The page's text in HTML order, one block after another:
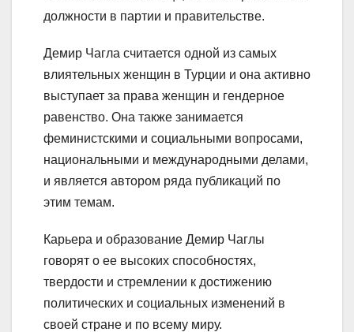
должности в партии и правительстве.
Демир Чагла считается одной из самых
влиятельных женщин в Турции и она активно
выступает за права женщин и гендерное
равенство. Она также занимается
феминистскими и социальными вопросами,
национальными и международными делами,
и является автором ряда публикаций по
этим темам.
Карьера и образование Демир Чаглы
говорят о ее высоких способностях,
твердости и стремлении к достижению
политических и социальных изменений в
своей стране и по всему миру.